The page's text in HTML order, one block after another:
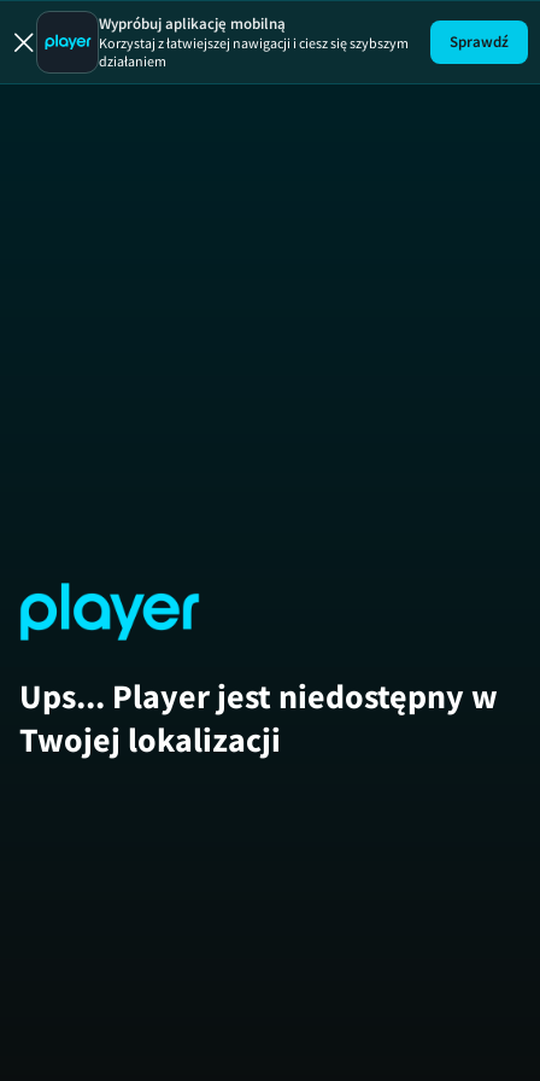
Wypróbuj aplikację mobilną
Korzystaj z łatwiejszej nawigacji i ciesz się szybszym
działaniem
Sprawdź
Ups... Player jest niedostępny w
Twojej lokalizacji